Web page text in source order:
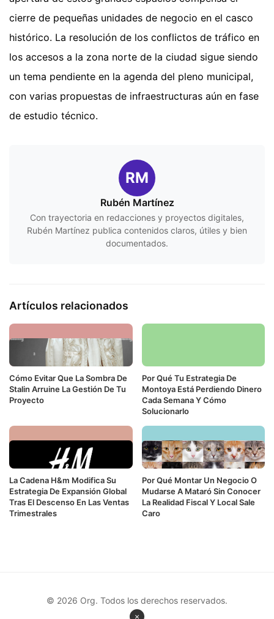
cierre de pequeñas unidades de negocio en el casco
histórico. La resolución de los conflictos de tráfico en
los accesos a la zona norte de la ciudad sigue siendo
un tema pendiente en la agenda del pleno municipal,
con varias propuestas de infraestructuras aún en fase
de estudio técnico.
RM
Rubén Martínez
Con trayectoria en redacciones y proyectos digitales,
Rubén Martínez publica contenidos claros, útiles y bien
documentados.
Artículos relacionados
Cómo Evitar Que La Sombra De
Stalin Arruine La Gestión De Tu
Proyecto
Por Qué Tu Estrategia De
Montoya Está Perdiendo Dinero
Cada Semana Y Cómo
Solucionarlo
La Cadena H&m Modifica Su
Estrategia De Expansión Global
Tras El Descenso En Las Ventas
Trimestrales
Por Qué Montar Un Negocio O
Mudarse A Mataró Sin Conocer
La Realidad Fiscal Y Local Sale
Caro
×
© 2026 Org. Todos los derechos reservados.